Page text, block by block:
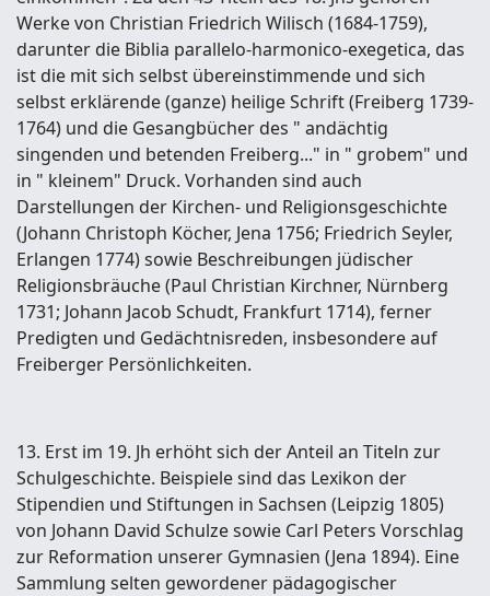
Werke von Christian Friedrich Wilisch (1684-1759),
darunter die Biblia parallelo-harmonico-exegetica, das
ist die mit sich selbst übereinstimmende und sich
selbst erklärende (ganze) heilige Schrift (Freiberg 1739-
1764) und die Gesangbücher des " andächtig
singenden und betenden Freiberg..." in " grobem" und
in " kleinem" Druck. Vorhanden sind auch
Darstellungen der Kirchen- und Religionsgeschichte
(Johann Christoph Köcher, Jena 1756; Friedrich Seyler,
Erlangen 1774) sowie Beschreibungen jüdischer
Religionsbräuche (Paul Christian Kirchner, Nürnberg
1731; Johann Jacob Schudt, Frankfurt 1714), ferner
Predigten und Gedächtnisreden, insbesondere auf
Freiberger Persönlichkeiten.
13. Erst im 19. Jh erhöht sich der Anteil an Titeln zur
Schulgeschichte. Beispiele sind das Lexikon der
Stipendien und Stiftungen in Sachsen (Leipzig 1805)
von Johann David Schulze sowie Carl Peters Vorschlag
zur Reformation unserer Gymnasien (Jena 1894). Eine
Sammlung selten gewordener pädagogischer